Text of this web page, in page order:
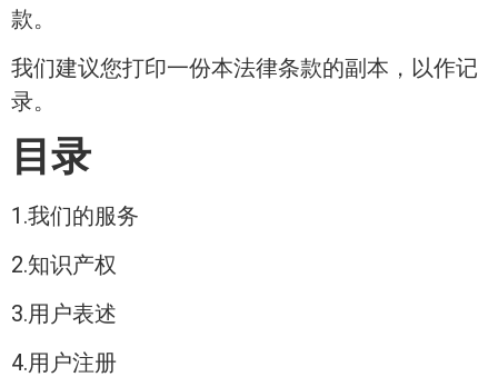
款。
我们建议您打印一份本法律条款的副本，以作记
录。
目录
1.我们的服务
2.知识产权
3.用户表述
4.用户注册